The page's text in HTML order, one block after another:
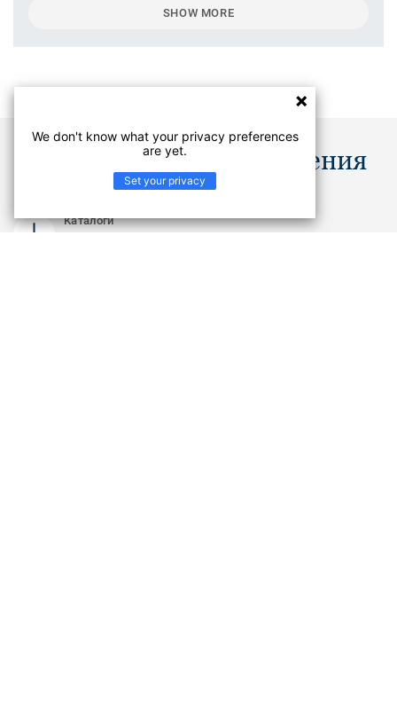
SHOW MORE
Документы и изображения
Каталоги
We don't know what your privacy preferences
are yet.
Set your privacy